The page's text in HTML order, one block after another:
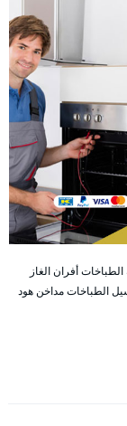
أفران الغاز
الطباخات مداخن هود